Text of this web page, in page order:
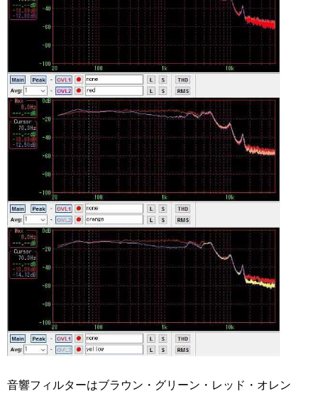
音響フィルターはブラウン・グリーン・レッド・オレン